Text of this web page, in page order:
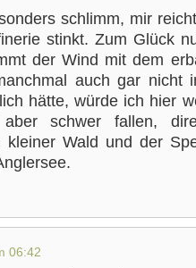
schlimm, mir
stinkt. Zum Glück
der Wind mit dem
auch gar nicht
hätte, würde ich hier
schwer fallen,
kleiner Wald und der
06:42